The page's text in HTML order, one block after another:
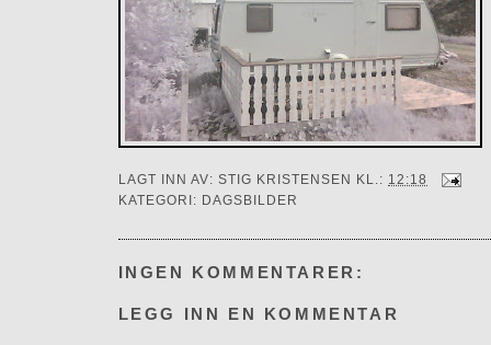
LAGT INN AV: STIG KRISTENSEN KL.: 12:18
KATEGORI: DAGSBILDER
INGEN KOMMENTARER:
LEGG INN EN KOMMENTAR